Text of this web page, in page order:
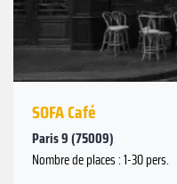
SOFA Café
Paris 9 (75009)
Nombre de places : 1-30 pers.